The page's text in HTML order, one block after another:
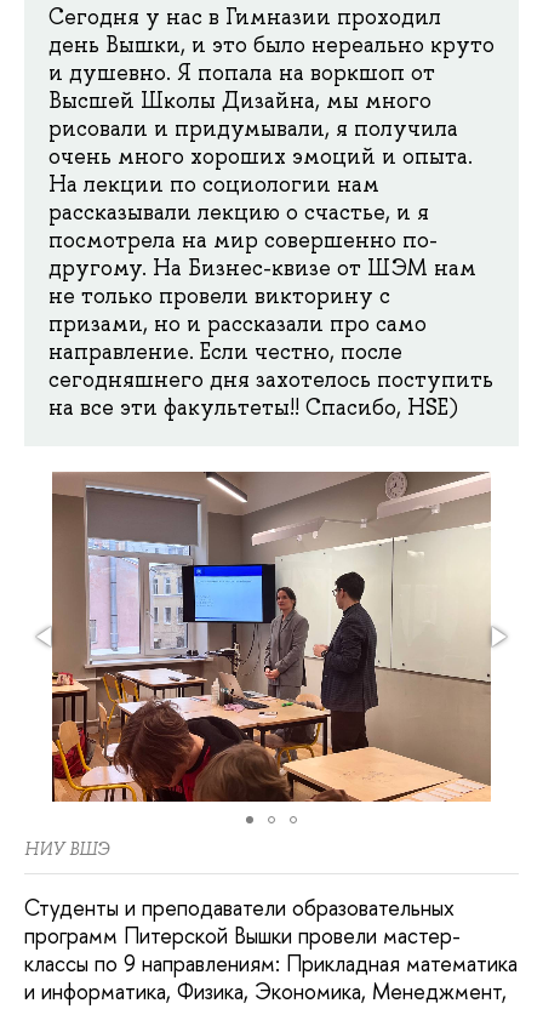
Сегодня у нас в Гимназии проходил
день Вышки, и это было нереально круто
и душевно. Я попала на воркшоп от
Высшей Школы Дизайна, мы много
рисовали и придумывали, я получила
очень много хороших эмоций и опыта.
На лекции по социологии нам
рассказывали лекцию о счастье, и я
посмотрела на мир совершенно по-
другому. На Бизнес-квизе от ШЭМ нам
не только провели викторину с
призами, но и рассказали про само
направление. Если честно, после
сегодняшнего дня захотелось поступить
на все эти факультеты!! Спасибо, HSE)
НИУ ВШЭ
Студенты и преподаватели образовательных
программ Питерской Вышки провели мастер-
классы по 9 направлениям: Прикладная математика
и информатика, Физика, Экономика, Менеджмент,